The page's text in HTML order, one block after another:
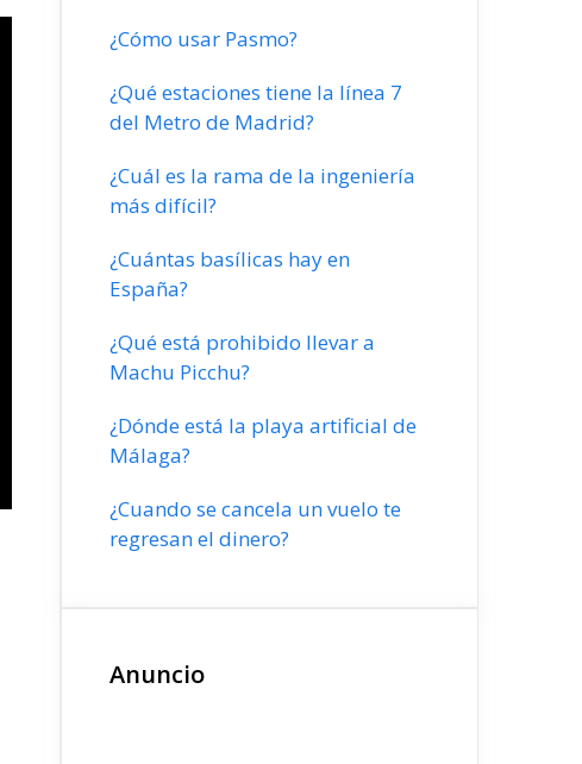
¿Cómo usar Pasmo?
¿Qué estaciones tiene la línea 7
del Metro de Madrid?
¿Cuál es la rama de la ingeniería
más difícil?
¿Cuántas basílicas hay en
España?
¿Qué está prohibido llevar a
Machu Picchu?
¿Dónde está la playa artificial de
Málaga?
¿Cuando se cancela un vuelo te
regresan el dinero?
Anuncio